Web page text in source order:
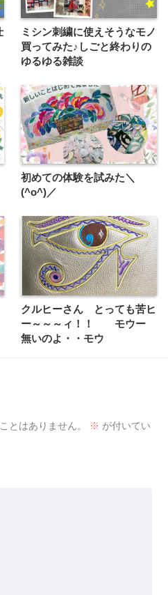
ミシン刺繍に使えそうなモノ
買ってみた♪しごと終わりの
ゆるゆる雑談
初めての体験を試みた＼
(^o^)／
クルヒーさん とっても苦ヒ
ー～～～ィ！！ モウー
無いのよ・・モウ
とはありません。 ※ が付いてい